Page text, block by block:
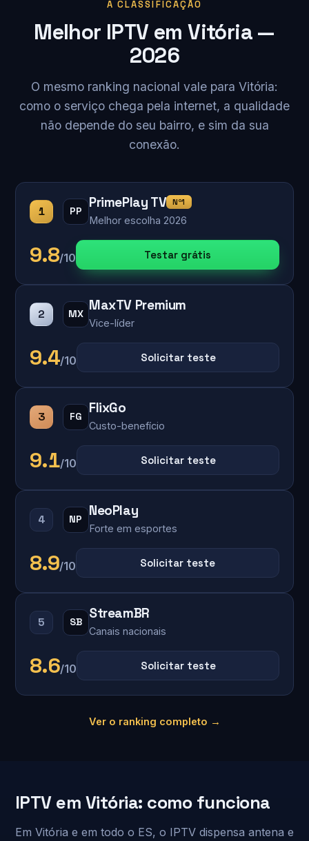
A CLASSIFICAÇÃO
Melhor IPTV em Vitória —
2026
O mesmo ranking nacional vale para Vitória:
como o serviço chega pela internet, a qualidade
não depende do seu bairro, e sim da sua
conexão.
1 PP
PrimePlay TV Nº1
Melhor escolha 2026
9.8/10 Testar grátis
2 MX
MaxTV Premium
Vice-líder
9.4/10 Solicitar teste
3 FG
FlixGo
Custo-benefício
9.1/10 Solicitar teste
4 NP
NeoPlay
Forte em esportes
8.9/10 Solicitar teste
5 SB
StreamBR
Canais nacionais
8.6/10 Solicitar teste
Ver o ranking completo →
IPTV em Vitória: como funciona
Em Vitória e em todo o ES, o IPTV dispensa antena e